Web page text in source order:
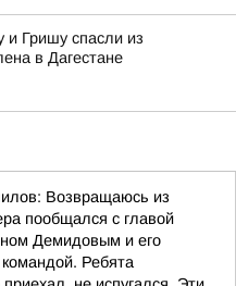
Гришу спасли из
в Дагестане
Возвращаюсь из
пообщался с главой
Демидовым и его
Ребята